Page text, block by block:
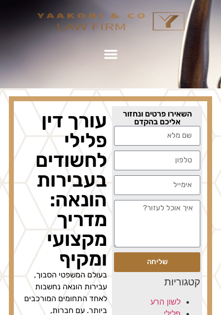
השאירו פרטים ונחזור
אליכם בהקדם
לשון הרע
עורך דין
פלילי
לחשודים
בעבירות
הונאה:
מדריך
מקצועי
ומקיף
בעולם המשפטי הסבוך,
עבירות הונאה נחשבות
לאחד התחומים המורכבים
ביותר. עם חברות,